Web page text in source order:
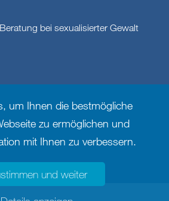
bei sexualisierter Gewalt
um Ihnen die bestmögliche
zu ermöglichen und
mit Ihnen zu verbessern.
und weiter